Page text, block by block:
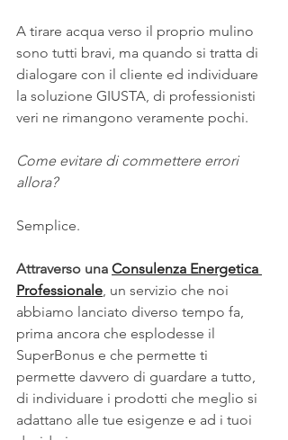
A tirare acqua verso il proprio mulino
sono tutti bravi, ma quando si tratta di
dialogare con il cliente ed individuare
la soluzione GIUSTA, di professionisti
veri ne rimangono veramente pochi.
Come evitare di commettere errori
allora?
Semplice.
Attraverso una Consulenza Energetica
Professionale , un servizio che noi
abbiamo lanciato diverso tempo fa,
prima ancora che esplodesse il
SuperBonus e che permette ti
permette davvero di guardare a tutto,
di individuare i prodotti che meglio si
adattano alle tue esigenze e ad i tuoi